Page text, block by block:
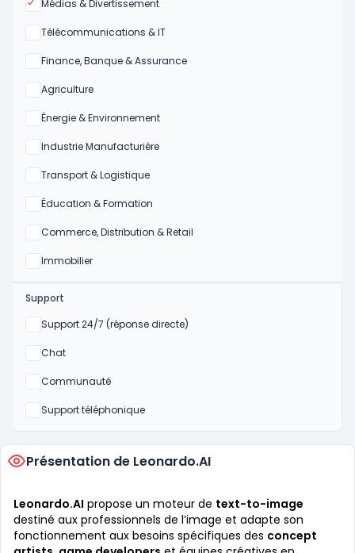
Médias & Divertissement
Oui
Télécommunications & IT
Oui
Finance, Banque & Assurance
Oui
Agriculture
Oui
Énergie & Environnement
Oui
Industrie Manufacturière
Oui
Transport & Logistique
Oui
Éducation & Formation
Oui
Commerce, Distribution & Retail
Oui
Immobilier
Oui
Support
Support 24/7 (réponse directe)
Non
Chat
Non
Communauté
Non
Support téléphonique
Non
Présentation de Leonardo.AI
Leonardo.AI propose un moteur de text-to-image
destiné aux professionnels de l’image et adapte son
fonctionnement aux besoins spécifiques des concept